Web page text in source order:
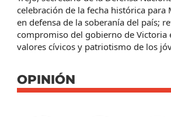
celebración de la fecha histórica para
en defensa de la soberanía del país;
compromiso del gobierno de Victoria
valores cívicos y patriotismo de los
OPINIÓN